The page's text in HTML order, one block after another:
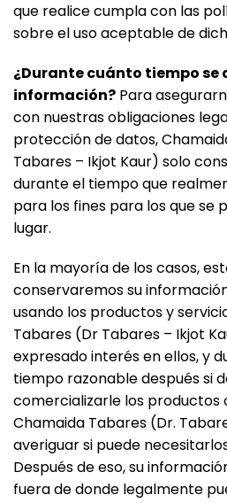
que realice cumpla con las
sobre el uso aceptable de
¿Durante cuánto tiempo se
información? Para
con nuestras obligaciones
protección de datos,
Tabares – Ikjot Kaur) solo
durante el tiempo que
para los fines para los que se
lugar.
En la mayoría de los casos,
conservaremos su
usando los productos y
Tabares (Dr Tabares – Ikjot
expresado interés en ellos, y
tiempo razonable después si
comercializarle los productos
Chamaida Tabares (Dr.
averiguar si puede
Después de eso, su
fuera de donde legalmente